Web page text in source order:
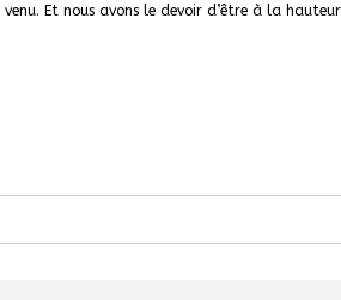
Et nous avons le devoir d’être à la